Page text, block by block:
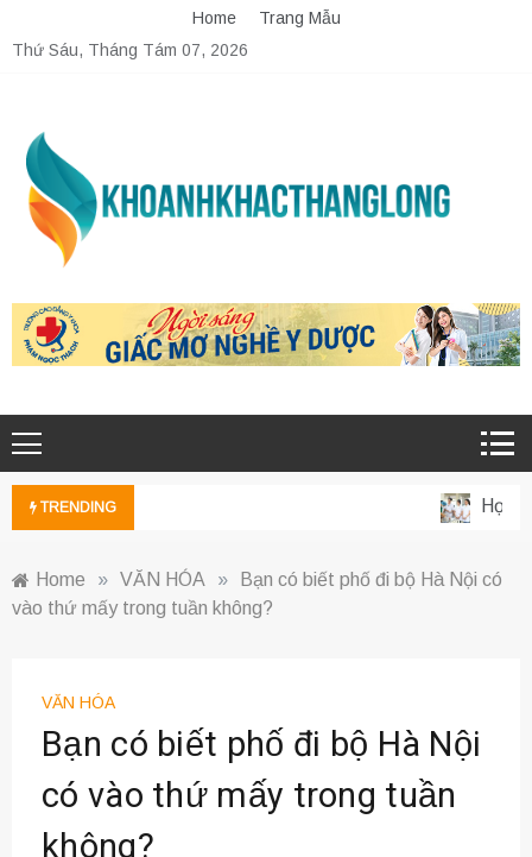
to
Home
Trang Mẫu
Thứ Sáu, Tháng Tám 07, 2026
TRENDING Học
Home » VĂN HÓA »
Bạn có biết phố đi bộ Hà Nội có
vào thứ mấy trong tuần không?
VĂN HÓA
Bạn có biết phố đi bộ Hà Nội
có vào thứ mấy trong tuần
không?